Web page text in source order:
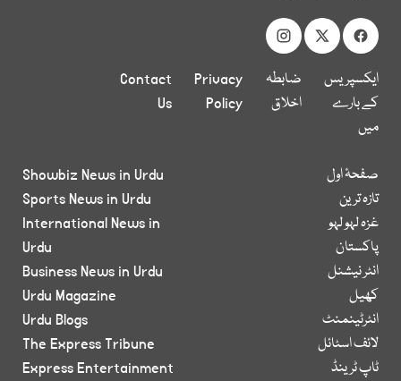
ایکسپریس
کے بارے
میں
ضابطہ
اخلاق
Privacy
Policy
Contact
Us
صفحۂ اول
تازہ ترین
غزہ لہو لہو
پاکستان
انٹر نیشنل
کھیل
انٹرٹینمنٹ
لائف اسٹائل
ٹاپ ٹرینڈ
Showbiz News in Urdu
Sports News in Urdu
International News in
Urdu
Business News in Urdu
Urdu Magazine
Urdu Blogs
The Express Tribune
Express Entertainment